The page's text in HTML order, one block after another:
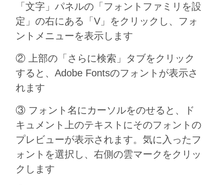
「文字」パネルの「フォントファミリを設
定」の右にある「V」をクリックし、フォ
ントメニューを表示します
② 上部の「さらに検索」タブをクリック
すると、Adobe Fontsのフォントが表示さ
れます
③ フォント名にカーソルをのせると、ド
キュメント上のテキストにそのフォントの
プレビューが表示されます。気に入ったフ
ォントを選択し、右側の雲マークをクリッ
クします